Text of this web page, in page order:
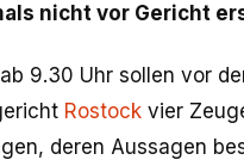
nicht vor Gericht
9.30 Uhr sollen vor
Rostock vier
deren Aussagen